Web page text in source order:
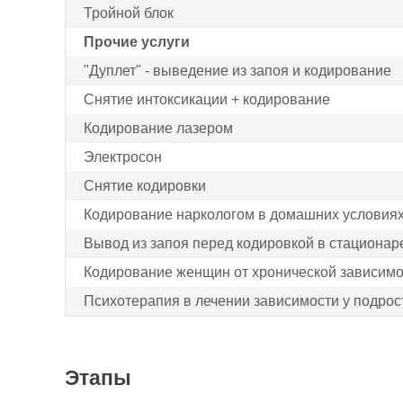
Тройной блок
Прочие услуги
"Дуплет" - выведение из запоя и кодирование
Снятие интоксикации + кодирование
Кодирование лазером
Электросон
Снятие кодировки
Кодирование наркологом в домашних
Вывод из запоя перед кодировкой в
Кодирование женщин от хронической
Психотерапия в лечении зависимости у
Этапы